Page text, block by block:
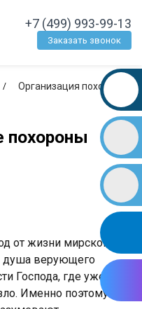
+7 (499) 993-99-13
Заказать звонок
Организация похорон
похороны
от жизни мирской к
душа верующего
Господа, где уже
Именно поэтому